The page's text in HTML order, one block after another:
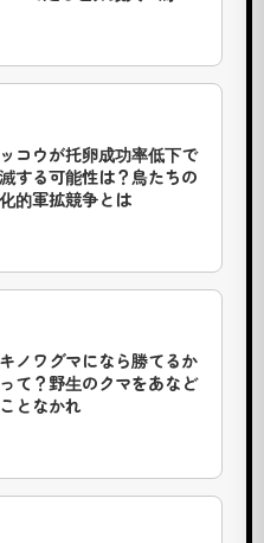
コウが托卵成功率低下で
する可能性は？鳥たちの
的軍拡競争とは
ノワグマになら勝てるか
て？野生のクマをあなど
となかれ